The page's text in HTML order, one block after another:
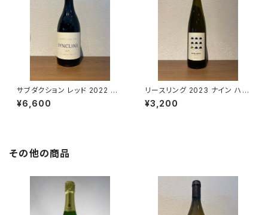
サブダクション レッド 2022 シ
ンクライン・ワイナリー 赤ワイン
750ml
¥6,600
リースリング 2023 ナイン ハッ
ツ
¥3,200
その他の商品